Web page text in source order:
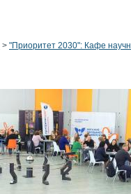
> "Приоритет 2030": Кафе